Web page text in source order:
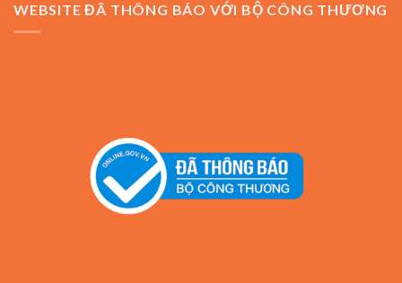
WEBSITE ĐÃ THÔNG BÁO VỚI BỘ CÔNG THƯƠNG